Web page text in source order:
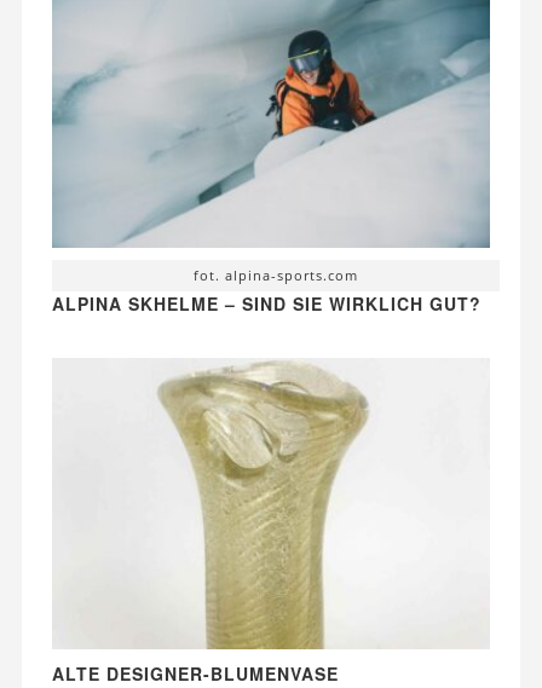
fot. alpina-sports.com
ALPINA SKHELME – SIND SIE WIRKLICH GUT?
ALTE DESIGNER-BLUMENVASE